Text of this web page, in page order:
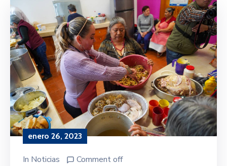
enero 26, 2023
In Noticias Comment off